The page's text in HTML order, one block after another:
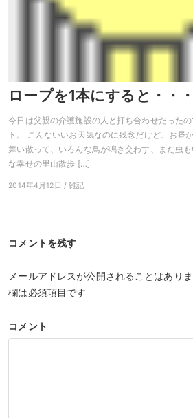
ロープを1本にすると・・
今日は父親の介護施設の人と打ち合わせだった
ト。 こんないいお天気なのに残念だけど、お昼
舞い散って、いろんな鳥が鳴き交わす、まだ虫も
な幸せの里山散歩 […]
2014年4月12日 / 雑記
コメントを残す
メールアドレスが公開されることはありま
欄は必須項目です
コメント